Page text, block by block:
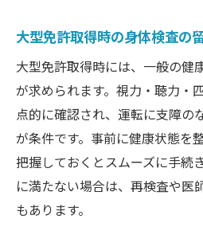
法
身体検査後の再検査
トラック業務と身体
術
健康診断を有効活用
日常業務に役立つ健康維
トラック運転手の健
係性
大型免許取得時の身体検査の
大型免許取得時には、一般の健
が求められます。視力・聴力・
点的に確認され、運転に支障の
が条件です。事前に健康状態を
把握しておくとスムーズに手続
に満たない場合は、再検査や医
もあります。